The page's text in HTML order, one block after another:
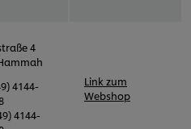
4
4144-
4144-
Link zum
Webshop